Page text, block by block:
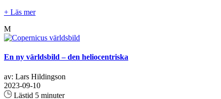
+ Läs mer
M
En ny världsbild – den heliocentriska
av: Lars Hildingson
2023-09-10
Lästid 5 minuter